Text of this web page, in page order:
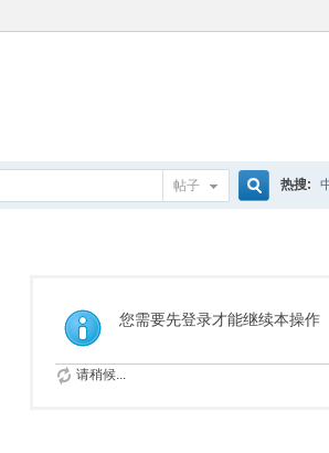
帖子
索
热搜:
您需要先登录才能继续本操作
请稍候...